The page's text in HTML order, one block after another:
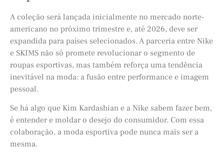
A coleção será lançada inicialmente no mercado norte-
americano no próximo trimestre e, até 2026, deve ser
expandida para países selecionados. A parceria entre Nike
e SKIMS não só promete revolucionar o segmento de
roupas esportivas, mas também reforça uma tendência
inevitável na moda: a fusão entre performance e imagem
pessoal.
Se há algo que Kim Kardashian e a Nike sabem fazer bem,
é entender e moldar o desejo do consumidor. Com essa
colaboração, a moda esportiva pode nunca mais ser a
mesma.